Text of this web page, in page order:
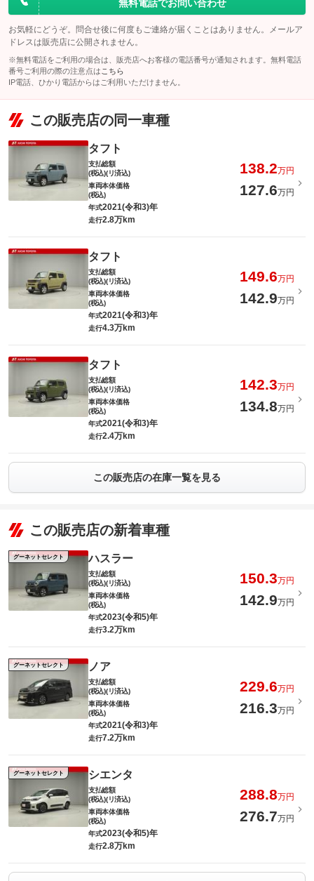
無料電話でお問い合わせ
お気軽にどうぞ。問合せ後に何度もご連絡が届くことはありません。メールア
ドレスは販売店に公開されません。
※無料電話をご利用の場合は、販売店へお客様の電話番号が通知されます。無料電話
番号ご利用の際の注意点は こちら
IP電話、ひかり電話からはご利用いただけません。
この販売店の同一車種
タフト
支払総額
(税込)(リ済込)
138.2万円
車両本体価格
(税込)
127.6万円
年式2021(令和3)年
走行2.8万km
タフト
支払総額
(税込)(リ済込)
149.6万円
車両本体価格
(税込)
142.9万円
年式2021(令和3)年
走行4.3万km
タフト
支払総額
(税込)(リ済込)
142.3万円
車両本体価格
(税込)
134.8万円
年式2021(令和3)年
走行2.4万km
この販売店の在庫一覧を見る
この販売店の新着車種
グーネットセレクト ハスラー
支払総額
(税込)(リ済込)
150.3万円
車両本体価格
(税込)
142.9万円
年式2023(令和5)年
走行3.2万km
グーネットセレクト ノア
支払総額
(税込)(リ済込)
229.6万円
車両本体価格
(税込)
216.3万円
年式2021(令和3)年
走行7.2万km
グーネットセレクト シエンタ
支払総額
(税込)(リ済込)
288.8万円
車両本体価格
(税込)
276.7万円
年式2023(令和5)年
走行2.8万km